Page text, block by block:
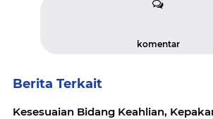
komentar
Berita Terkait
Kesesuaian Bidang Keahlian,